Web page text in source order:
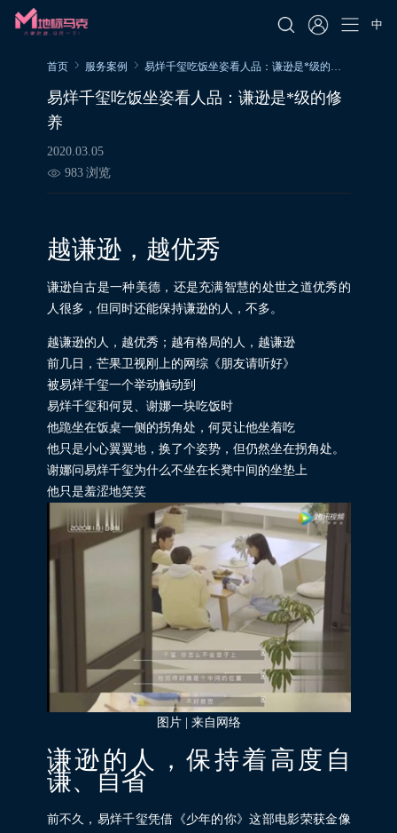
中
首页 服务案例 易烊千玺吃饭坐姿看人品：谦逊是*级的修养
易烊千玺吃饭坐姿看人品：谦逊是*级的修
养
2020.03.05
983 浏览
越谦逊，越优秀
谦逊自古是一种美德，还是充满智慧的处世之道优秀的
人很多，但同时还能保持谦逊的人，不多。
越谦逊的人，越优秀；越有格局的人，越谦逊
前几日，芒果卫视刚上的网综《朋友请听好》
被易烊千玺一个举动触动到
易烊千玺和何炅、谢娜一块吃饭时
他跪坐在饭桌一侧的拐角处，何炅让他坐着吃
他只是小心翼翼地，换了个姿势，但仍然坐在拐角处。
谢娜问易烊千玺为什么不坐在长凳中间的坐垫上
他只是羞涩地笑笑
图片 | 来自网络
谦逊的人，保持着高度自
谦、自省
前不久，易烊千玺凭借《少年的你》这部电影荣获金像